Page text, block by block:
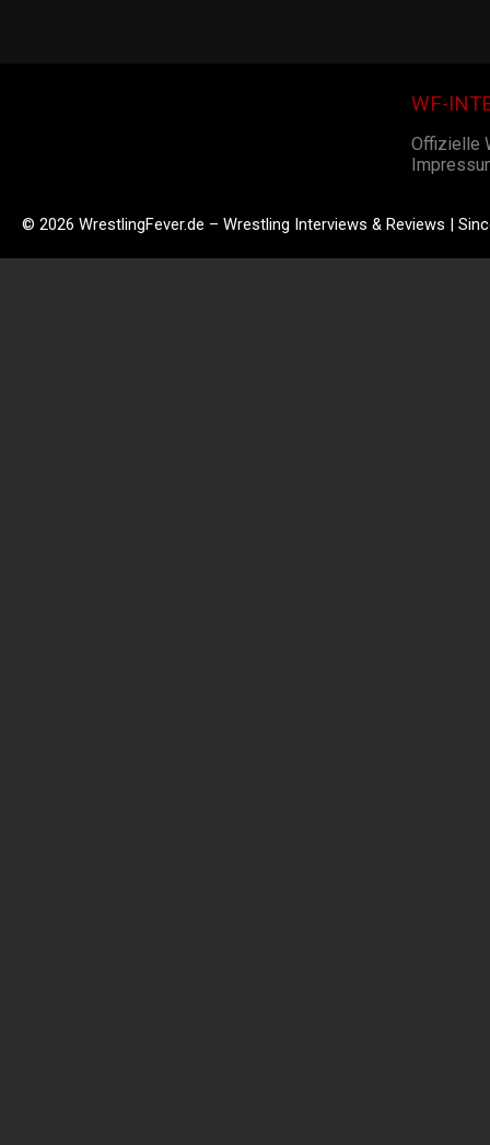
WF-
Offizielle
© 2026 WrestlingFever.de – Wrestling Interviews & Reviews |